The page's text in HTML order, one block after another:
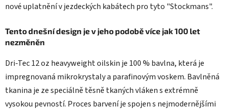
nové uplatnění v jezdeckých kabátech pro tyto "Stockmans".
Tento dnešní design je v jeho podobě více jak 100 let
nezměněn
Dri-Tec 12 oz heavyweight oilskin je 100 % bavlna, která je
impregnovaná mikrokrystaly a parafinovým voskem. Bavlněná
tkanina je ze speciálně těsně tkaných vláken s extrémně
vysokou pevností. Proces barvení je spojen s nejmodernějšími